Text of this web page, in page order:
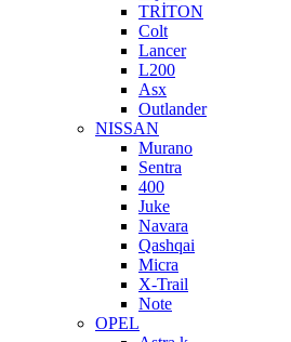
TRİTON
Colt
Lancer
L200
Asx
Outlander
NISSAN
Murano
Sentra
400
Juke
Navara
Qashqai
Micra
X-Trail
Note
OPEL